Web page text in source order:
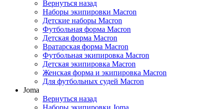
Вернуться назад
Наборы экипировки Macron
Детские наборы Macron
Футбольная форма Macron
Детская форма Macron
Вратарская форма Macron
Футбольная экипировка Macron
Детская экипировка Macron
Женская форма и экипировка Macron
Для футбольных судей Macron
Joma
Вернуться назад
Наборы экипировки Joma